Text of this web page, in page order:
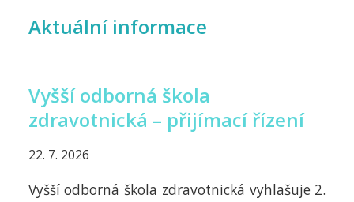
Aktuální informace
Vyšší odborná škola
zdravotnická – přijímací řízení
22. 7. 2026
Vyšší odborná škola zdravotnická vyhlašuje 2.